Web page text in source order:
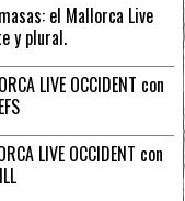
el Mallorca Live
y plural.
LIVE OCCIDENT con
LIVE OCCIDENT con